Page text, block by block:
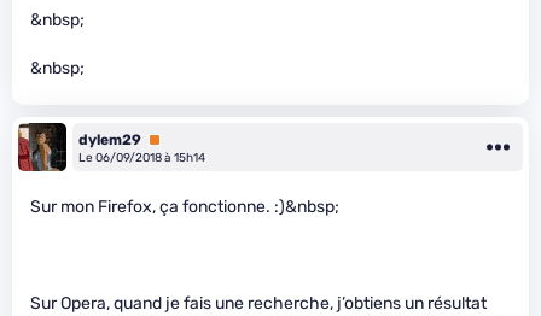
&nbsp;
&nbsp;
dylem29 Premium
Le 06/09/2018 à 15h14
Sur mon Firefox, ça fonctionne. :)&nbsp;
Sur Opera, quand je fais une recherche, j’obtiens un résultat